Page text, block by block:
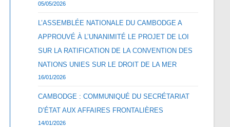
05/05/2026
L’ASSEMBLÉE NATIONALE DU CAMBODGE A
APPROUVÉ À L’UNANIMITÉ LE PROJET DE LOI
SUR LA RATIFICATION DE LA CONVENTION DES
NATIONS UNIES SUR LE DROIT DE LA MER
16/01/2026
CAMBODGE : COMMUNIQUÉ DU SECRÉTARIAT
D’ÉTAT AUX AFFAIRES FRONTALIÈRES
14/01/2026